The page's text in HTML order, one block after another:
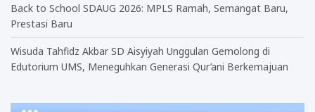
Back to School SDAUG 2026: MPLS Ramah, Semangat Baru,
Prestasi Baru
Wisuda Tahfidz Akbar SD Aisyiyah Unggulan Gemolong di
Edutorium UMS, Meneguhkan Generasi Qur’ani Berkemajuan